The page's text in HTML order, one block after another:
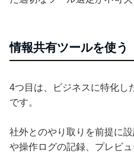
情報共有ツールを使う
4つ目は、ビジネスに特化し
です。
社外とのやり取りを前提に
や操作ログの記録、プレビ